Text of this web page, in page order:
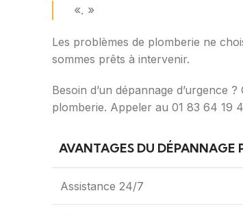
«. »
Les problèmes de plomberie ne
sommes prêts à intervenir.
Besoin d’un dépannage d’urgence
plomberie. Appeler au 01 83 64 19
AVANTAGES DU DÉPANNAGE
Assistance 24/7